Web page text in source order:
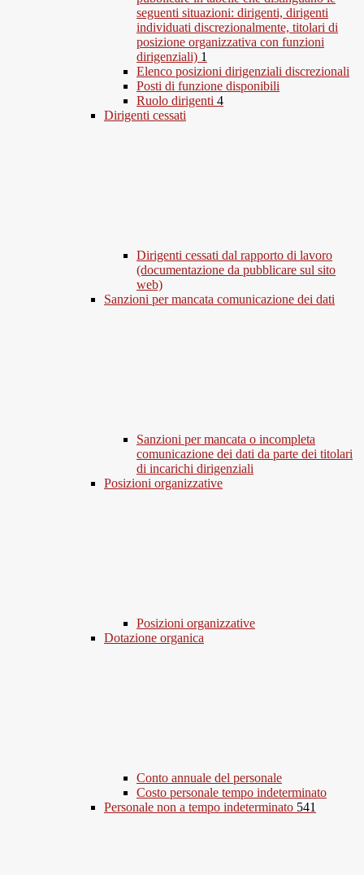
seguenti situazioni: dirigenti, dirigenti
individuati discrezionalmente, titolari di
posizione organizzativa con funzioni
dirigenziali) 1
Elenco posizioni dirigenziali discrezionali
Posti di funzione disponibili
Ruolo dirigenti 4
Dirigenti cessati
Dirigenti cessati dal rapporto di lavoro
(documentazione da pubblicare sul sito
web)
Sanzioni per mancata comunicazione dei dati
Sanzioni per mancata o incompleta
comunicazione dei dati da parte dei titolari
di incarichi dirigenziali
Posizioni organizzative
Posizioni organizzative
Dotazione organica
Conto annuale del personale
Costo personale tempo indeterminato
Personale non a tempo indeterminato 541